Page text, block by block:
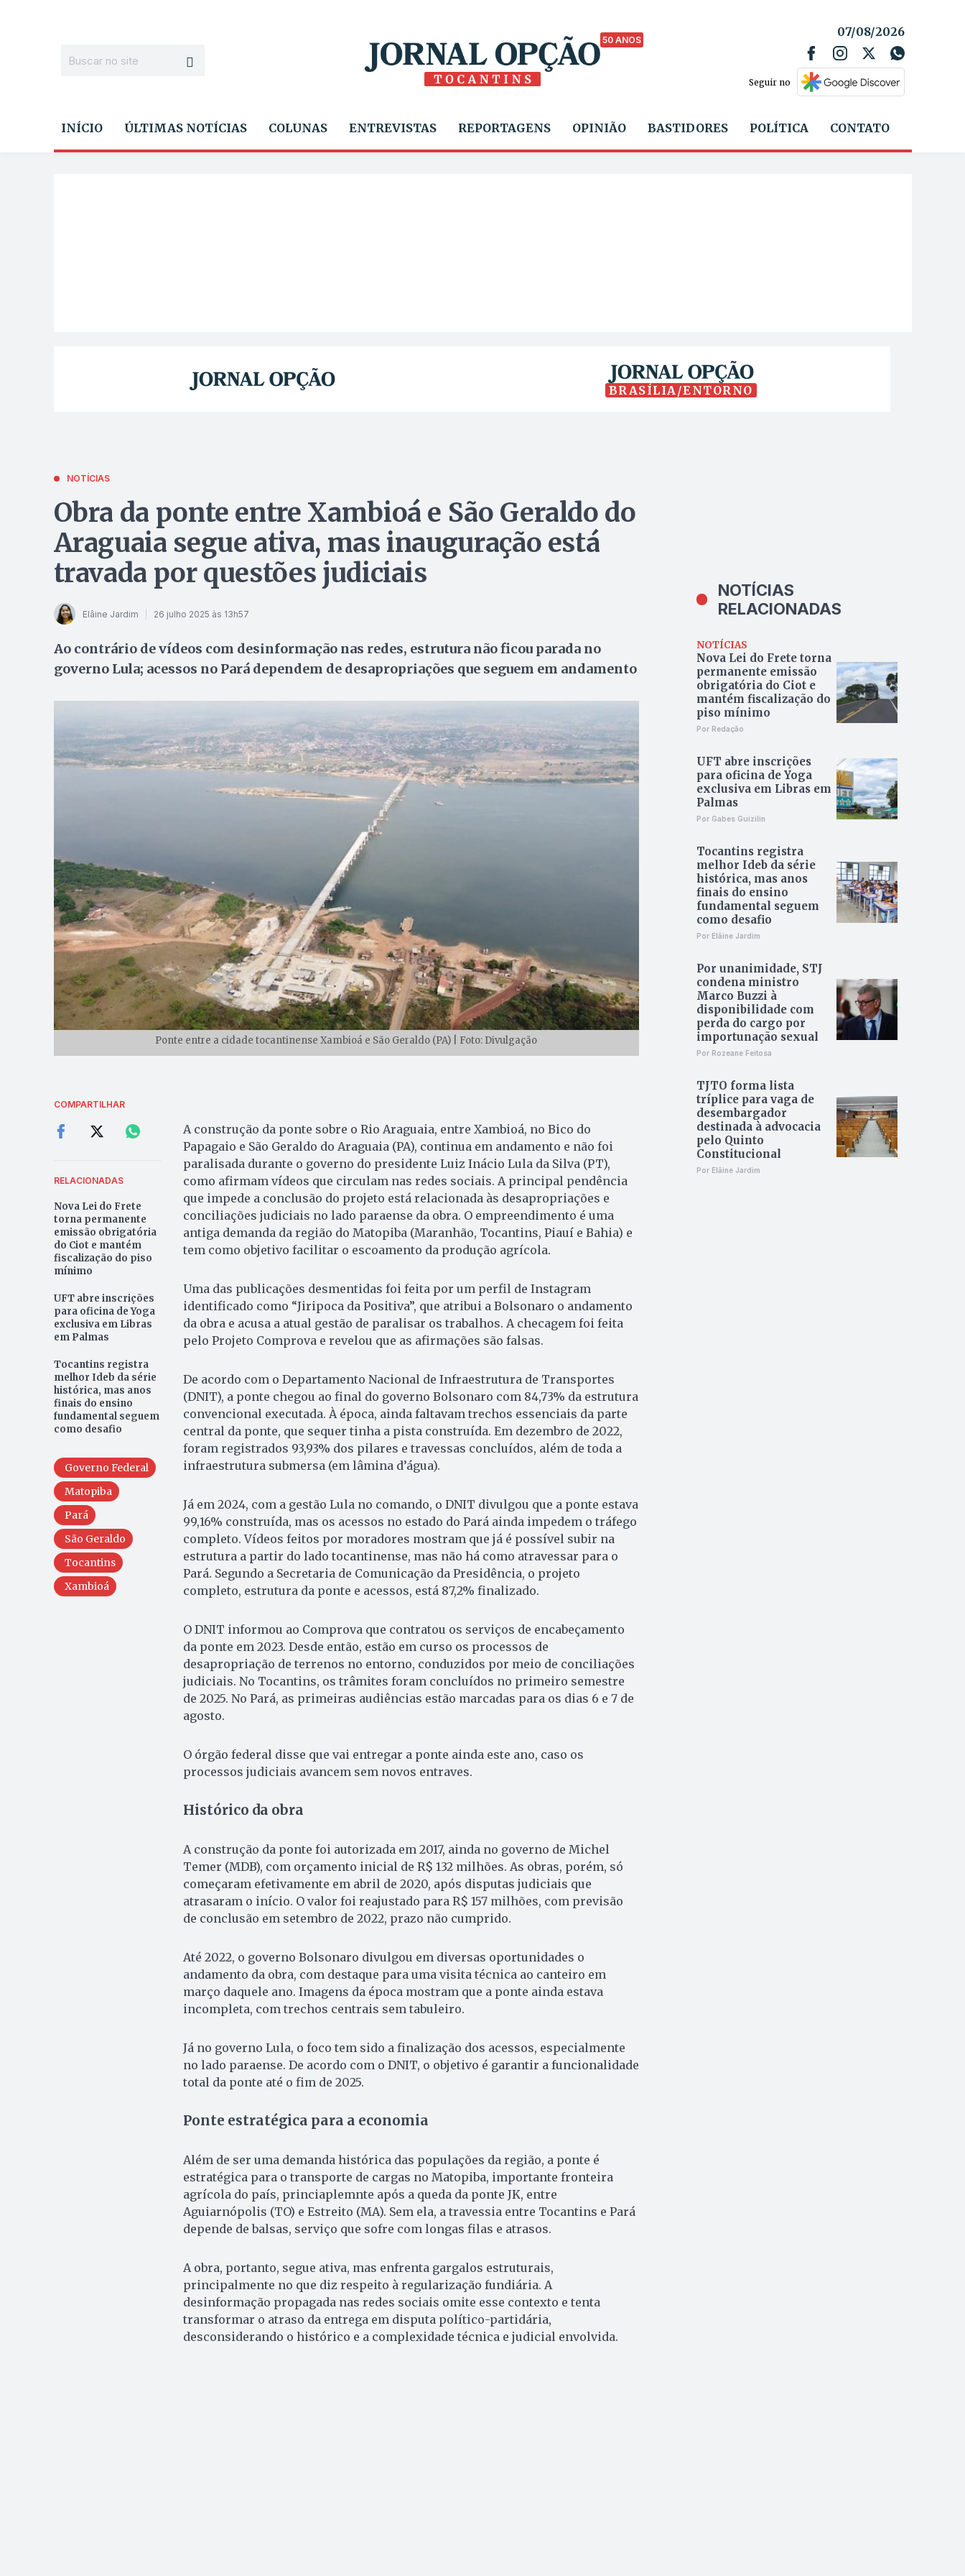
50 ANOS
07/08/2026
Seguir no
INÍCIO ÚLTIMAS NOTÍCIAS COLUNAS ENTREVISTAS REPORTAGENS OPINIÃO BASTIDORES POLÍTICA CONTATO
BRASÍLIA/ENTORNO
NOTÍCIAS
Obra da ponte entre Xambioá e São Geraldo do
Araguaia segue ativa, mas inauguração está
travada por questões judiciais
Elâine Jardim 26 julho 2025 às 13h57
Ao contrário de vídeos com desinformação nas redes, estrutura não ficou parada no
governo Lula; acessos no Pará dependem de desapropriações que seguem em andamento
Ponte entre a cidade tocantinense Xambioá e São Geraldo (PA) | Foto: Divulgação
COMPARTILHAR
RELACIONADAS
Nova Lei do Frete
torna permanente
emissão obrigatória
do Ciot e mantém
fiscalização do piso
mínimo
UFT abre inscrições
para oficina de Yoga
exclusiva em Libras
em Palmas
Tocantins registra
melhor Ideb da série
histórica, mas anos
finais do ensino
fundamental seguem
como desafio
Governo Federal
Matopiba
Pará
São Geraldo
Tocantins
Xambioá
A construção da ponte sobre o Rio Araguaia, entre Xambioá, no Bico do
Papagaio e São Geraldo do Araguaia (PA), continua em andamento e não foi
paralisada durante o governo do presidente Luiz Inácio Lula da Silva (PT),
como afirmam vídeos que circulam nas redes sociais. A principal pendência
que impede a conclusão do projeto está relacionada às desapropriações e
conciliações judiciais no lado paraense da obra. O empreendimento é uma
antiga demanda da região do Matopiba (Maranhão, Tocantins, Piauí e Bahia) e
tem como objetivo facilitar o escoamento da produção agrícola.
Uma das publicações desmentidas foi feita por um perfil de Instagram
identificado como “Jiripoca da Positiva”, que atribui a Bolsonaro o andamento
da obra e acusa a atual gestão de paralisar os trabalhos. A checagem foi feita
pelo Projeto Comprova e revelou que as afirmações são falsas.
De acordo com o Departamento Nacional de Infraestrutura de Transportes
(DNIT), a ponte chegou ao final do governo Bolsonaro com 84,73% da estrutura
convencional executada. À época, ainda faltavam trechos essenciais da parte
central da ponte, que sequer tinha a pista construída. Em dezembro de 2022,
foram registrados 93,93% dos pilares e travessas concluídos, além de toda a
infraestrutura submersa (em lâmina d’água).
Já em 2024, com a gestão Lula no comando, o DNIT divulgou que a ponte estava
99,16% construída, mas os acessos no estado do Pará ainda impedem o tráfego
completo. Vídeos feitos por moradores mostram que já é possível subir na
estrutura a partir do lado tocantinense, mas não há como atravessar para o
Pará. Segundo a Secretaria de Comunicação da Presidência, o projeto
completo, estrutura da ponte e acessos, está 87,2% finalizado.
O DNIT informou ao Comprova que contratou os serviços de encabeçamento
da ponte em 2023. Desde então, estão em curso os processos de
desapropriação de terrenos no entorno, conduzidos por meio de conciliações
judiciais. No Tocantins, os trâmites foram concluídos no primeiro semestre
de 2025. No Pará, as primeiras audiências estão marcadas para os dias 6 e 7 de
agosto.
O órgão federal disse que vai entregar a ponte ainda este ano, caso os
processos judiciais avancem sem novos entraves.
Histórico da obra
A construção da ponte foi autorizada em 2017, ainda no governo de Michel
Temer (MDB), com orçamento inicial de R$ 132 milhões. As obras, porém, só
começaram efetivamente em abril de 2020, após disputas judiciais que
atrasaram o início. O valor foi reajustado para R$ 157 milhões, com previsão
de conclusão em setembro de 2022, prazo não cumprido.
Até 2022, o governo Bolsonaro divulgou em diversas oportunidades o
andamento da obra, com destaque para uma visita técnica ao canteiro em
março daquele ano. Imagens da época mostram que a ponte ainda estava
incompleta, com trechos centrais sem tabuleiro.
Já no governo Lula, o foco tem sido a finalização dos acessos, especialmente
no lado paraense. De acordo com o DNIT, o objetivo é garantir a funcionalidade
total da ponte até o fim de 2025.
Ponte estratégica para a economia
Além de ser uma demanda histórica das populações da região, a ponte é
estratégica para o transporte de cargas no Matopiba, importante fronteira
agrícola do país, princiaplemnte após a queda da ponte JK, entre
Aguiarnópolis (TO) e Estreito (MA). Sem ela, a travessia entre Tocantins e Pará
depende de balsas, serviço que sofre com longas filas e atrasos.
A obra, portanto, segue ativa, mas enfrenta gargalos estruturais,
principalmente no que diz respeito à regularização fundiária. A
desinformação propagada nas redes sociais omite esse contexto e tenta
transformar o atraso da entrega em disputa político-partidária,
desconsiderando o histórico e a complexidade técnica e judicial envolvida.
NOTÍCIAS
RELACIONADAS
NOTÍCIAS
Nova Lei do Frete torna
permanente emissão
obrigatória do Ciot e
mantém fiscalização do
piso mínimo
Por Redação
UFT abre inscrições
para oficina de Yoga
exclusiva em Libras em
Palmas
Por Gabes Guizilin
Tocantins registra
melhor Ideb da série
histórica, mas anos
finais do ensino
fundamental seguem
como desafio
Por Elâine Jardim
Por unanimidade, STJ
condena ministro
Marco Buzzi à
disponibilidade com
perda do cargo por
importunação sexual
Por Rozeane Feitosa
TJTO forma lista
tríplice para vaga de
desembargador
destinada à advocacia
pelo Quinto
Constitucional
Por Elâine Jardim